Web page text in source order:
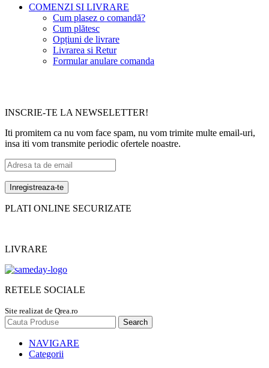
COMENZI SI LIVRARE
Cum plasez o comandă?
Cum plătesc
Opțiuni de livrare
Livrarea si Retur
Formular anulare comanda
INSCRIE-TE LA NEWSELETTER!
Iti promitem ca nu vom face spam, nu vom trimite multe email-uri,
insa iti vom transmite periodic ofertele noastre.
PLATI ONLINE SECURIZATE
LIVRARE
RETELE SOCIALE
Site realizat de Qrea.ro
Search
NAVIGARE
Categorii